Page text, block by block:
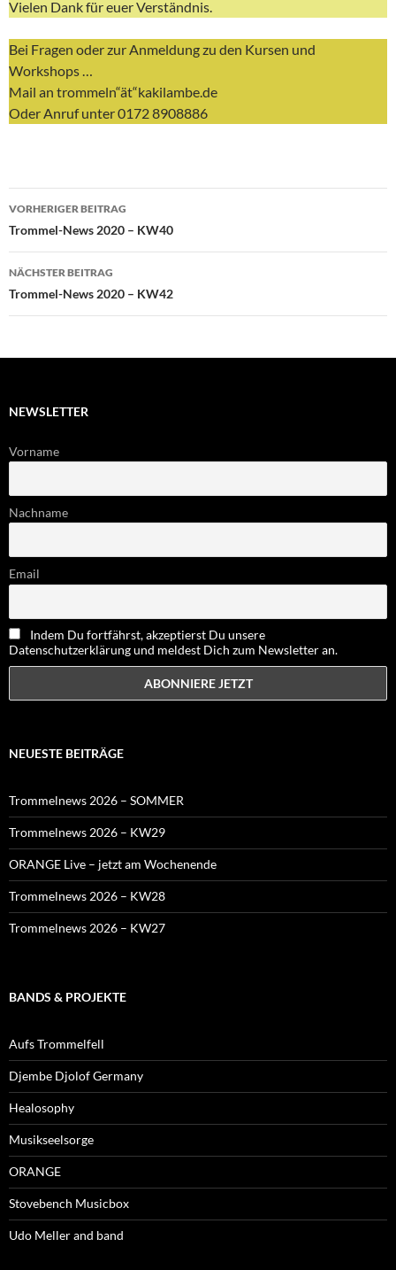
Vielen Dank für euer Verständnis.
Bei Fragen oder zur Anmeldung zu den Kursen und
Workshops …
Mail an trommeln“ät“kakilambe.de
Oder Anruf unter 0172 8908886
Beitragsnavigation
VORHERIGER BEITRAG
Trommel-News 2020 – KW40
NÄCHSTER BEITRAG
Trommel-News 2020 – KW42
NEWSLETTER
Vorname
Nachname
Email
Indem Du fortfährst, akzeptierst Du unsere
Datenschutzerklärung und meldest Dich zum Newsletter an.
NEUESTE BEITRÄGE
Trommelnews 2026 – SOMMER
Trommelnews 2026 – KW29
ORANGE Live – jetzt am Wochenende
Trommelnews 2026 – KW28
Trommelnews 2026 – KW27
BANDS & PROJEKTE
Aufs Trommelfell
Djembe Djolof Germany
Healosophy
Musikseelsorge
ORANGE
Stovebench Musicbox
Udo Meller and band